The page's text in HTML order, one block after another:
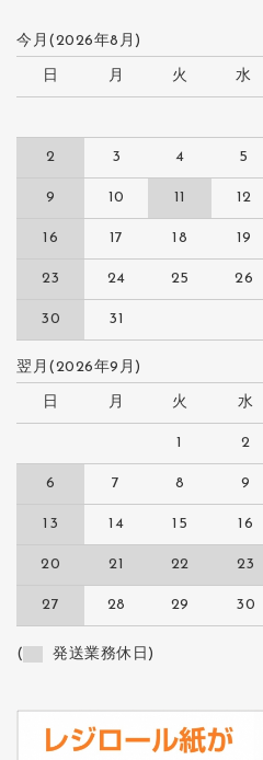
今月(2026年8月)
日 月 火 水
2 3 4 5
9 10 11 12
16 17 18 19
23 24 25 26
30 31
翌月(2026年9月)
日 月 火 水
1 2
6 7 8 9
13 14 15 16
20 21 22 23
27 28 29 30
( 発送業務休日)